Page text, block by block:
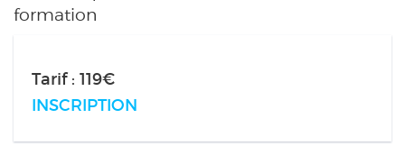
formation
Tarif : 119€
INSCRIPTION